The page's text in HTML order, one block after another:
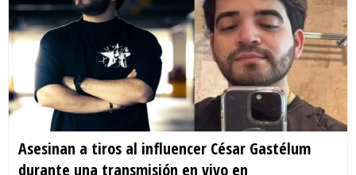
Asesinan a tiros al influencer César Gastélum
durante una transmisión en vivo en